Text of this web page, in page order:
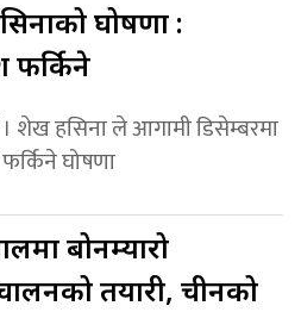
घोषणा :
फर्किने
शेख हसिना ले आगामी डिसेम्बरमा
घोषणा
बोनम्यारो
तयारी, चीनको